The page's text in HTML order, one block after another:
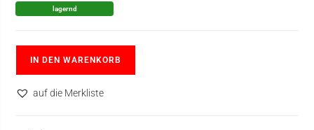
lagernd
IN DEN WARENKORB
auf die Merkliste